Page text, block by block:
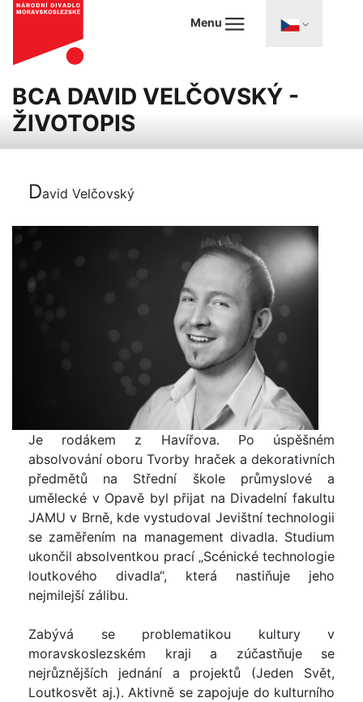
Menu
BCA DAVID VELČOVSKÝ -
ŽIVOTOPIS
David Velčovský
Je rodákem z Havířova. Po úspěšném
absolvování oboru Tvorby hraček a dekorativních
předmětů na Střední škole průmyslové a
umělecké v Opavě byl přijat na Divadelní fakultu
JAMU v Brně, kde vystudoval Jevištní technologii
se zaměřením na management divadla. Studium
ukončil absolventkou prací „Scénické technologie
loutkového divadla“, která nastiňuje jeho
nejmilejší zálibu.
Zabývá se problematikou kultury v
moravskoslezském kraji a zúčastňuje se
nejrůznějších jednání a projektů (Jeden Svět,
Loutkosvět aj.). Aktivně se zapojuje do kulturního